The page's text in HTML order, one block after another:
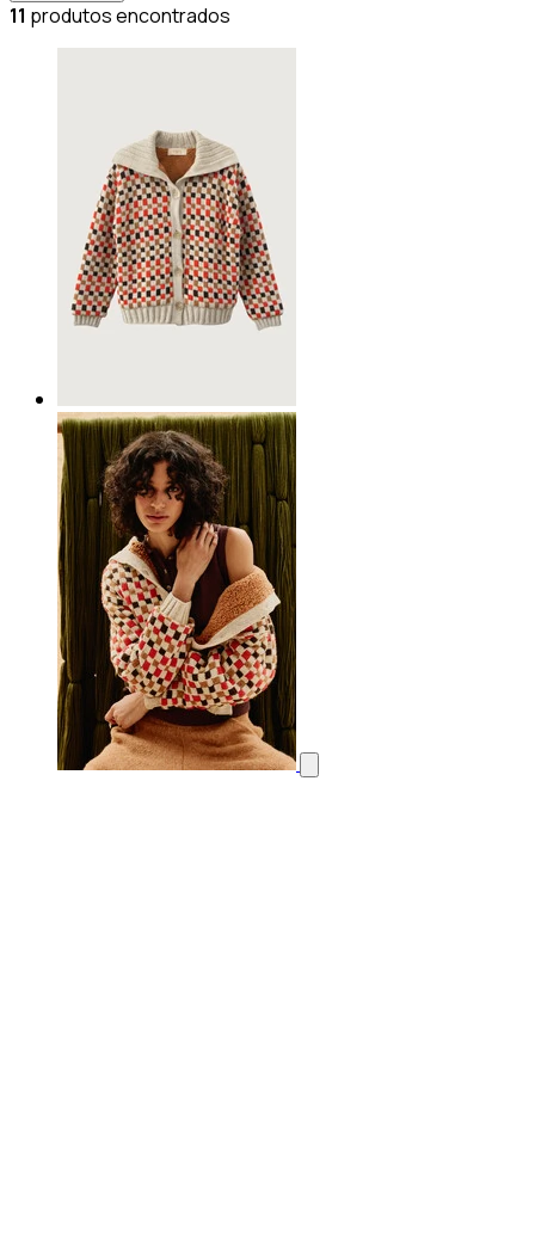
11 produtos encontrados